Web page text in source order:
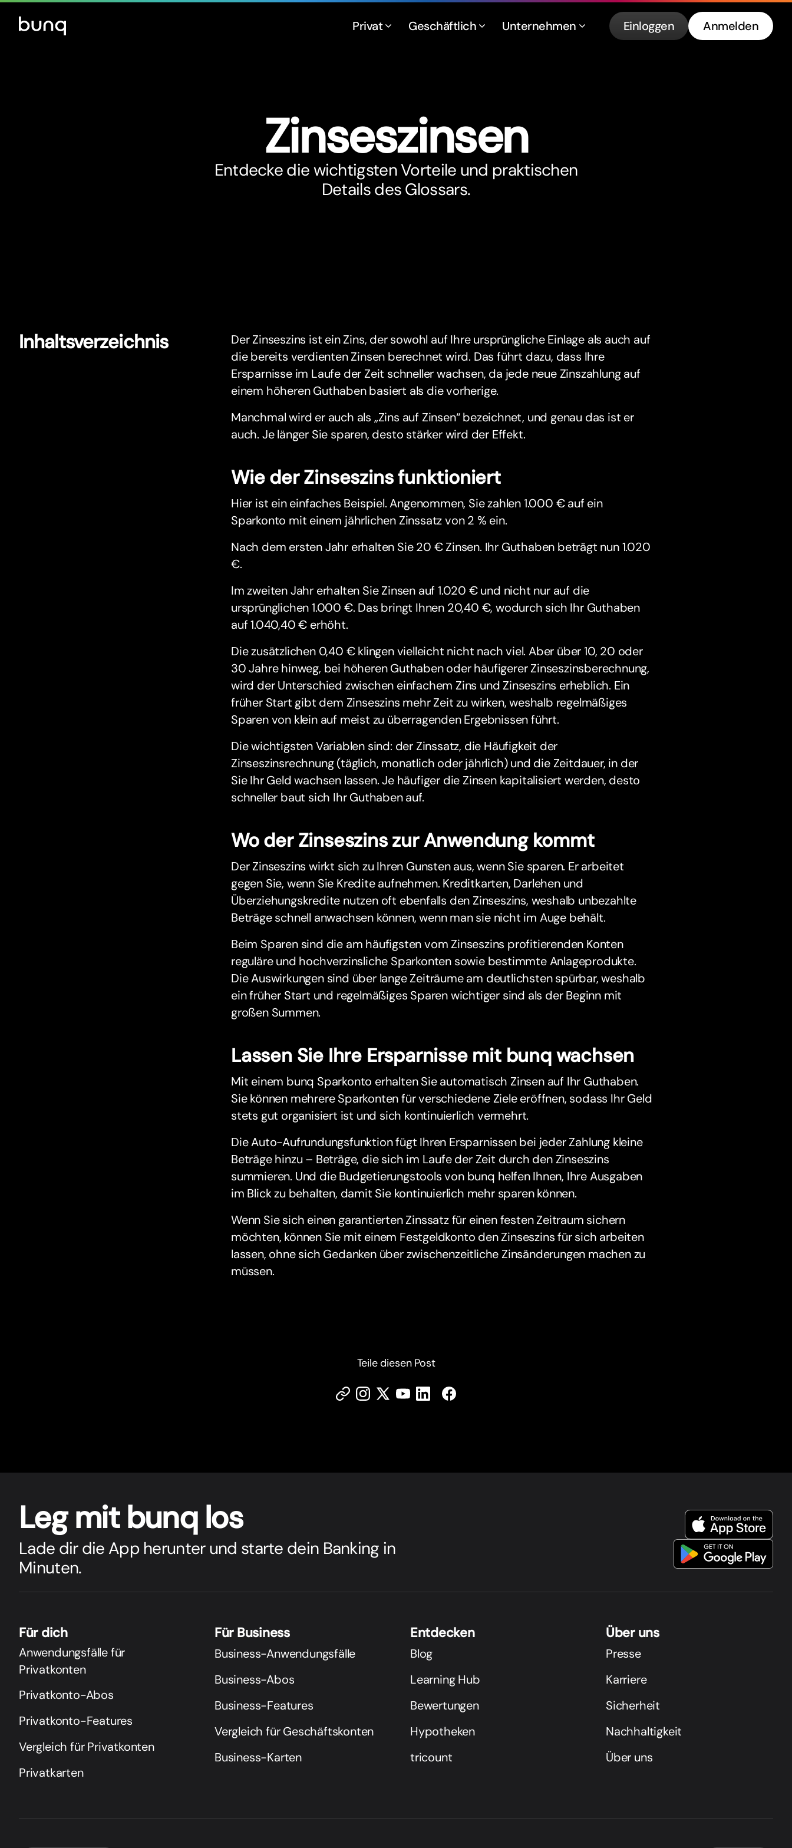
Privat Geschäftlich Unternehmen Einloggen Anmelden
Zinseszinsen
Entdecke die wichtigsten Vorteile und praktischen
Details des Glossars.
Inhaltsverzeichnis
Der Zinseszins ist ein Zins, der sowohl auf Ihre ursprüngliche Einlage als auch auf
die bereits verdienten Zinsen berechnet wird. Das führt dazu, dass Ihre
Ersparnisse im Laufe der Zeit schneller wachsen, da jede neue Zinszahlung auf
einem höheren Guthaben basiert als die vorherige.
Manchmal wird er auch als „Zins auf Zinsen“ bezeichnet, und genau das ist er
auch. Je länger Sie sparen, desto stärker wird der Effekt.
Wie der Zinseszins funktioniert
Hier ist ein einfaches Beispiel. Angenommen, Sie zahlen 1.000 € auf ein
Sparkonto mit einem jährlichen Zinssatz von 2 % ein.
Nach dem ersten Jahr erhalten Sie 20 € Zinsen. Ihr Guthaben beträgt nun 1.020
€.
Im zweiten Jahr erhalten Sie Zinsen auf 1.020 € und nicht nur auf die
ursprünglichen 1.000 €. Das bringt Ihnen 20,40 €, wodurch sich Ihr Guthaben
auf 1.040,40 € erhöht.
Die zusätzlichen 0,40 € klingen vielleicht nicht nach viel. Aber über 10, 20 oder
30 Jahre hinweg, bei höheren Guthaben oder häufigerer Zinseszinsberechnung,
wird der Unterschied zwischen einfachem Zins und Zinseszins erheblich. Ein
früher Start gibt dem Zinseszins mehr Zeit zu wirken, weshalb regelmäßiges
Sparen von klein auf meist zu überragenden Ergebnissen führt.
Die wichtigsten Variablen sind: der Zinssatz, die Häufigkeit der
Zinseszinsrechnung (täglich, monatlich oder jährlich) und die Zeitdauer, in der
Sie Ihr Geld wachsen lassen. Je häufiger die Zinsen kapitalisiert werden, desto
schneller baut sich Ihr Guthaben auf.
Wo der Zinseszins zur Anwendung kommt
Der Zinseszins wirkt sich zu Ihren Gunsten aus, wenn Sie sparen. Er arbeitet
gegen Sie, wenn Sie Kredite aufnehmen. Kreditkarten, Darlehen und
Überziehungskredite nutzen oft ebenfalls den Zinseszins, weshalb unbezahlte
Beträge schnell anwachsen können, wenn man sie nicht im Auge behält.
Beim Sparen sind die am häufigsten vom Zinseszins profitierenden Konten
reguläre und hochverzinsliche Sparkonten sowie bestimmte Anlageprodukte.
Die Auswirkungen sind über lange Zeiträume am deutlichsten spürbar, weshalb
ein früher Start und regelmäßiges Sparen wichtiger sind als der Beginn mit
großen Summen.
Lassen Sie Ihre Ersparnisse mit bunq wachsen
Mit einem bunq Sparkonto erhalten Sie automatisch Zinsen auf Ihr Guthaben.
Sie können mehrere Sparkonten für verschiedene Ziele eröffnen, sodass Ihr Geld
stets gut organisiert ist und sich kontinuierlich vermehrt.
Die Auto-Aufrundungsfunktion fügt Ihren Ersparnissen bei jeder Zahlung kleine
Beträge hinzu – Beträge, die sich im Laufe der Zeit durch den Zinseszins
summieren. Und die Budgetierungstools von bunq helfen Ihnen, Ihre Ausgaben
im Blick zu behalten, damit Sie kontinuierlich mehr sparen können.
Wenn Sie sich einen garantierten Zinssatz für einen festen Zeitraum sichern
möchten, können Sie mit einem Festgeldkonto den Zinseszins für sich arbeiten
lassen, ohne sich Gedanken über zwischenzeitliche Zinsänderungen machen zu
müssen.
Teile diesen Post
Leg mit bunq los
Lade dir die App herunter und starte dein Banking in
Minuten.
Für dich
Anwendungsfälle für
Privatkonten
Privatkonto-Abos
Privatkonto-Features
Vergleich für Privatkonten
Privatkarten
Für Business
Business-Anwendungsfälle
Business-Abos
Business-Features
Vergleich für Geschäftskonten
Business-Karten
Entdecken
Blog
Learning Hub
Bewertungen
Hypotheken
tricount
Über uns
Presse
Karriere
Sicherheit
Nachhaltigkeit
Über uns